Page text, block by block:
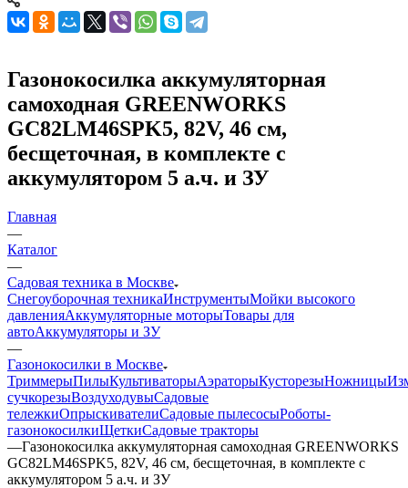
Газонокосилка аккумуляторная
самоходная GREENWORKS
GC82LM46SPK5, 82V, 46 см,
бесщеточная, в комплекте с
аккумулятором 5 а.ч. и ЗУ
Главная
—
Каталог
—
Садовая техника в Москве
Снегоуборочная техникаИнструментыМойки высокого
давленияАккумуляторные моторыТовары для
автоАккумуляторы и ЗУ
—
Газонокосилки в Москве
ТриммерыПилыКультиваторыАэраторыКусторезыНожницы
сучкорезыВоздуходувыСадовые
тележкиОпрыскивателиСадовые пылесосыРоботы-
газонокосилкиЩеткиСадовые тракторы
—Газонокосилка аккумуляторная самоходная GREENWORKS
GC82LM46SPK5, 82V, 46 см, бесщеточная, в комплекте с
аккумулятором 5 а.ч. и ЗУ